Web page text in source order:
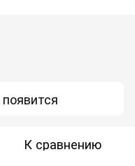
К сравнению